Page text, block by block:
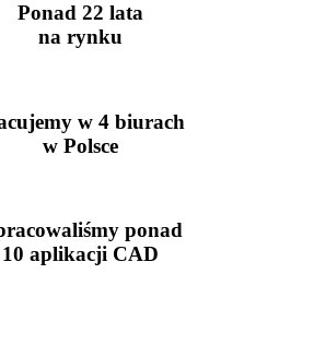
Ponad 22 lata
na rynku
w 4 biurach
w Polsce
ponad
10 aplikacji CAD